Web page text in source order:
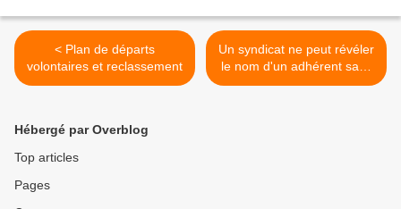
< Plan de départs
volontaires et reclassement
Un syndicat ne peut révéler
le nom d'un adhérent sans
son accord >
Hébergé par Overblog
Top articles
Pages